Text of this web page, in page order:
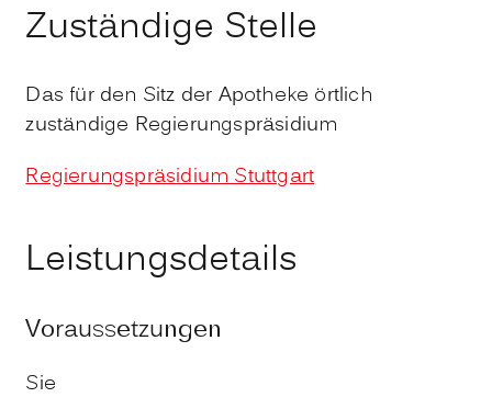
Zuständige Stelle
Das für den Sitz der Apotheke örtlich
zuständige Regierungspräsidium
Regierungspräsidium Stuttgart
Leistungsdetails
Voraussetzungen
Sie